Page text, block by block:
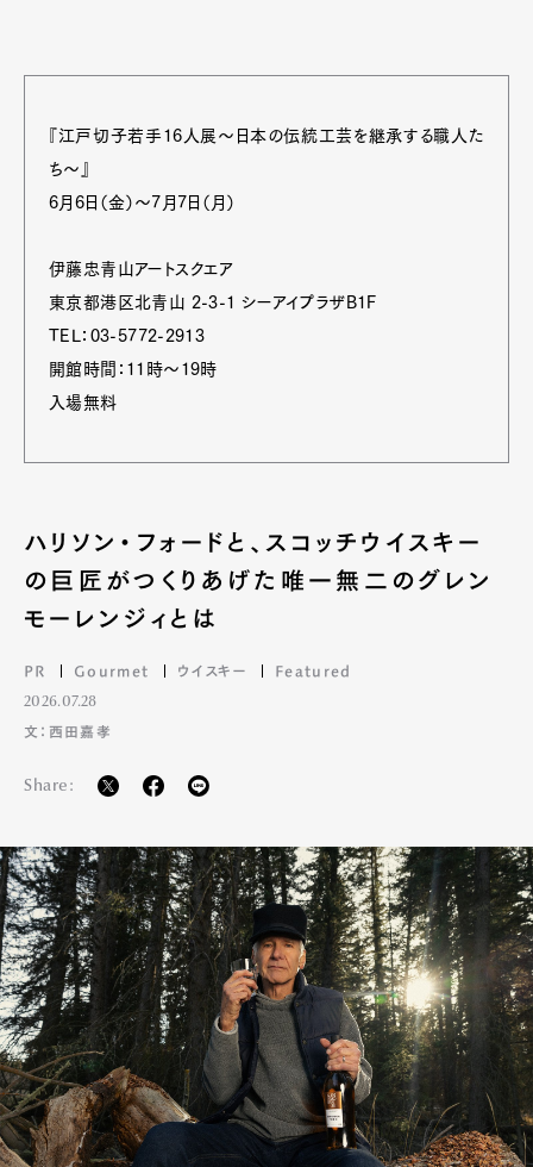
『江戸切子若手16人展～日本の伝統工芸を継承する職人た
ち～』
6月6日（金）～7月7日（月）
伊藤忠青山アートスクエア
東京都港区北青山 2-3-1 シーアイプラザB1F
TEL：03-5772-2913
開館時間：11時～19時
入場無料
ハリソン・フォードと、スコッチウイスキー
の巨匠がつくりあげた唯一無二のグレン
モーレンジィとは
PR Gourmet ウイスキー Featured
2026.07.28
文：西田嘉孝
Share: